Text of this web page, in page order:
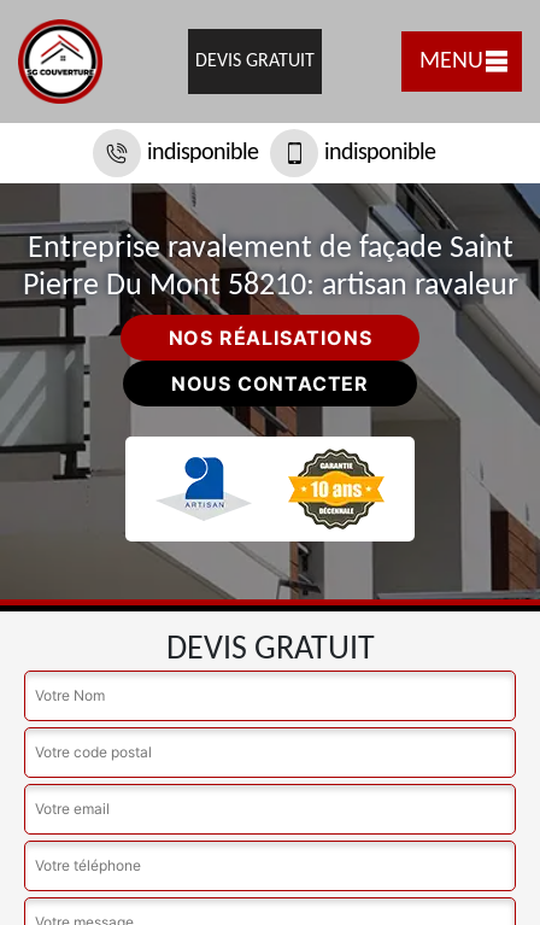
DEVIS GRATUIT MENU
indisponible indisponible
Entreprise ravalement de façade Saint
Pierre Du Mont 58210: artisan ravaleur
NOS RÉALISATIONS
NOUS CONTACTER
DEVIS GRATUIT